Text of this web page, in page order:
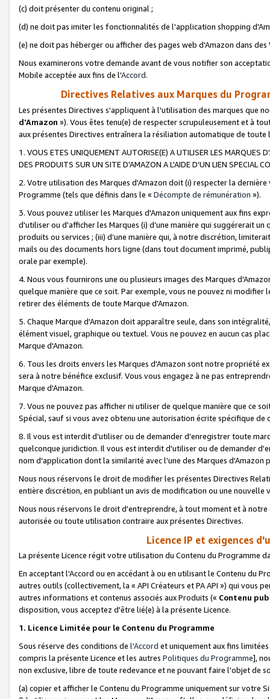
(c) doit présenter du contenu original ;
(d) ne doit pas imiter les fonctionnalités de l'application shopping
(e) ne doit pas héberger ou afficher des pages web d'Amazon dans
Nous examinerons votre demande avant de vous notifier son
Mobile acceptée aux fins de l'Accord.
Directives Relatives aux Marques du
Les présentes Directives s'appliquent à l'utilisation des marques que
d'Amazon »). Vous êtes tenu(e) de respecter scrupuleusement et à
aux présentes Directives entraînera la résiliation automatique de
1. VOUS ETES UNIQUEMENT AUTORISE(E) A UTILISER LES MARQUES
DES PRODUITS SUR UN SITE D'AMAZON A L'AIDE D'UN LIEN SPECIAL
2. Votre utilisation des Marques d'Amazon doit (i) respecter la
Programme (tels que définis dans le « Décompte de rémunération »).
3. Vous pouvez utiliser les Marques d'Amazon uniquement aux fins
d'utiliser ou d'afficher les Marques (i) d’une manière qui suggérerait
produits ou services ; (iii) d’une manière qui, à notre discrétion,
mails ou des documents hors ligne (dans tout document imprimé,
orale par exemple).
4. Nous vous fournirons une ou plusieurs images des Marques
quelque manière que ce soit. Par exemple, vous ne pouvez ni
retirer des éléments de toute Marque d'Amazon.
5. Chaque Marque d'Amazon doit apparaître seule, dans son
élément visuel, graphique ou textuel. Vous ne pouvez en aucun cas
Marque d'Amazon.
6. Tous les droits envers les Marques d'Amazon sont notre propriété
sera à notre bénéfice exclusif. Vous vous engagez à ne pas
Marque d'Amazon.
7. Vous ne pouvez pas afficher ni utiliser de quelque manière que ce
Spécial, sauf si vous avez obtenu une autorisation écrite spécifique de
8. Il vous est interdit d'utiliser ou de demander d'enregistrer toute
quelconque juridiction. Il vous est interdit d'utiliser ou de demander
nom d'application dont la similarité avec l'une des Marques
Nous nous réservons le droit de modifier les présentes Directives
entière discrétion, en publiant un avis de modification ou une nouvelle
Nous nous réservons le droit d'entreprendre, à tout moment et à
autorisée ou toute utilisation contraire aux présentes Directives.
Licence IP et exigences
La présente Licence régit votre utilisation du Contenu du Programme
En acceptant l'Accord ou en accédant à ou en utilisant le Contenu du
autres outils (collectivement, la « API Créateurs et PA API ») qui vous
autres informations et contenus associés aux Produits (« Contenu
disposition, vous acceptez d'être lié(e) à la présente Licence.
1. Licence Limitée pour le Contenu du Programme
Sous réserve des conditions de l'Accord et uniquement aux fins
compris la présente Licence et les autres Politiques du Programme],
non exclusive, libre de toute redevance et ne pouvant faire l'objet de
(a) copier et afficher le Contenu du Programme uniquement sur votre